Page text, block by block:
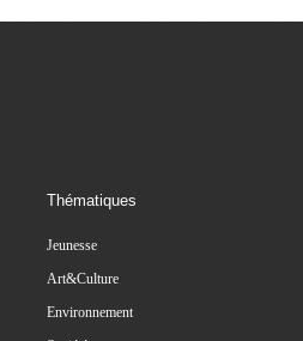
Thématiques
Jeunesse
Art&Culture
Environnement